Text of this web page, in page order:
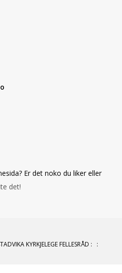
Er det noko du liker eller
det!
KYRKJELEGE FELLESRÅD : :